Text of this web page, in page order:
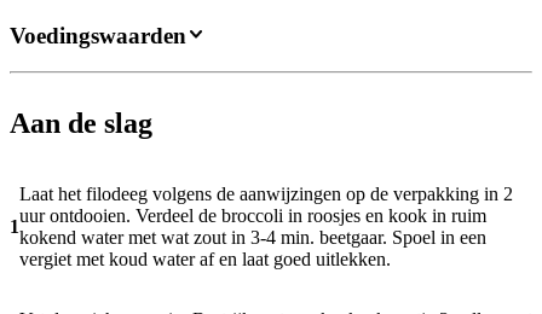
Aan de slag
1
Laat het filodeeg volgens de aanwijzingen op de verpakking in 2
uur ontdooien. Verdeel de broccoli in roosjes en kook in ruim
kokend water met wat zout in 3-4 min. beetgaar. Spoel in een
vergiet met koud water af en laat goed uitlekken.
Voedingswaarden